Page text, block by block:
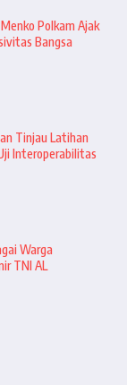
Polkam Ajak
Bangsa
Tinjau Latihan
Interoperabilitas
Warga
TNI AL